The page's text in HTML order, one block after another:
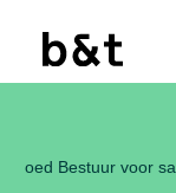
Goed Bestuur voor